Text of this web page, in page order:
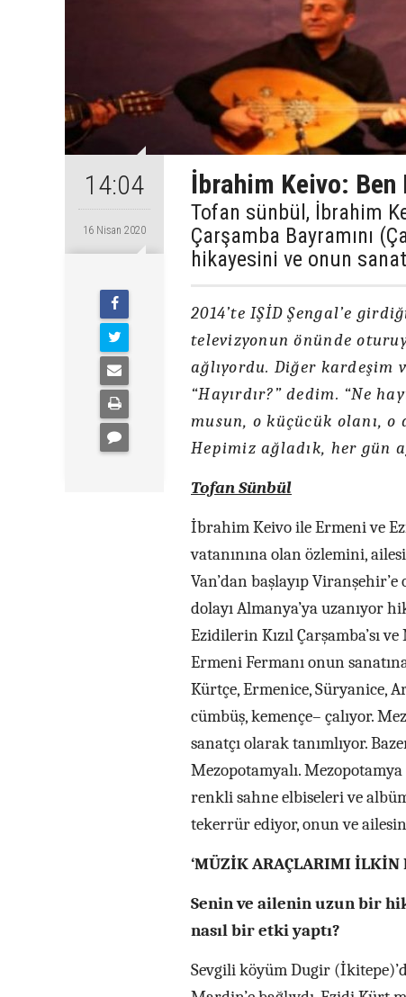
14:04
16 Nisan 2020
İbrahim Keivo: Ben
Tofan sünbül, İbrahim
Çarşamba Bayramını
hikayesini ve onun
2014’te IŞİD Şengal’e
televizyonun önünde
ağlıyordu. Diğer kardeşim
“Hayırdır?” dedim. “Ne
musun, o küçücük olanı,
Hepimiz ağladık, her gün
Tofan Sünbül
İbrahim Keivo ile Ermeni ve
vatanınına olan özlemini,
Van’dan başlayıp
dolayı Almanya’ya uzanıyor
Ezidilerin Kızıl Çarşamba’sı
Ermeni Fermanı onun
Kürtçe, Ermenice, Süryanice,
cümbüş, kemençe– çalıyor.
sanatçı olarak tanımlıyor.
Mezopotamyalı.
renkli sahne elbiseleri ve
tekerrür ediyor, onun ve
‘MÜZİK ARAÇLARIMI İLKİN
Senin ve ailenin uzun bir
nasıl bir etki yaptı?
Sevgili köyüm Dugir